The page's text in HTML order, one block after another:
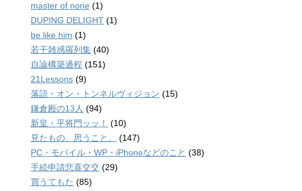
master of none (1)
DUPING DELIGHT (1)
be like him (1)
若干雑感羅列集 (40)
自論構築過程 (151)
21Lessons (9)
落語・オン・トンネルヴィジョン (15)
鎌倉殿の13人 (94)
新皇・平将門ッッ！
(10)
見たもの、思うこと。
(147)
PC・モバイル・WP・iPhoneなどのこと (38)
手続申請悲喜交交 (29)
買うてもた (85)